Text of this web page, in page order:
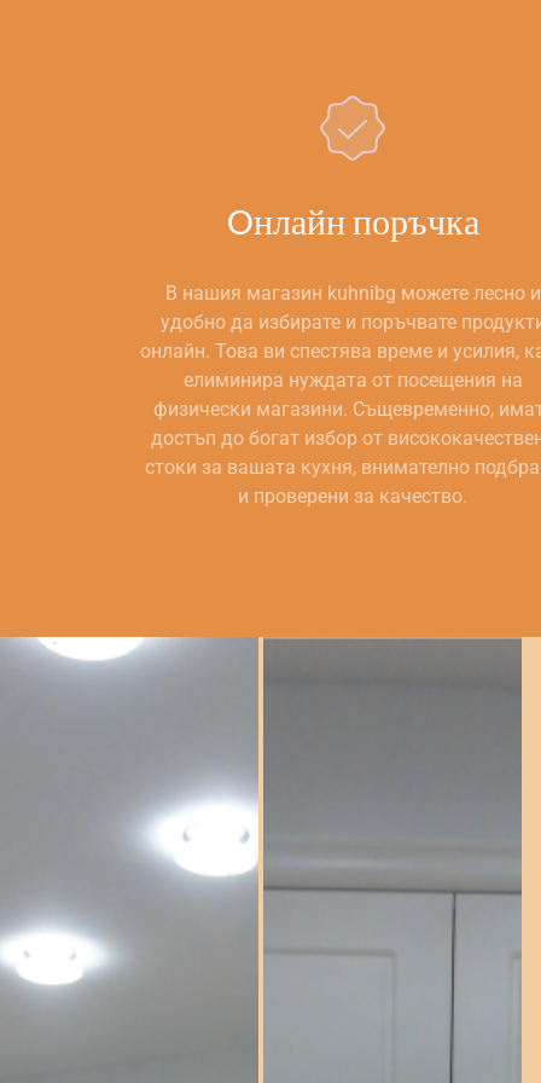
Oнлайн поръчка
В нашия магазин kuhnibg можете лесно и
удобно да избирате и поръчвате
онлайн. Това ви спестява време и усилия,
елиминира нуждата от посещения на
физически магазини. Същевременно,
достъп до богат избор от
стоки за вашата кухня, внимателно
и проверени за качество.